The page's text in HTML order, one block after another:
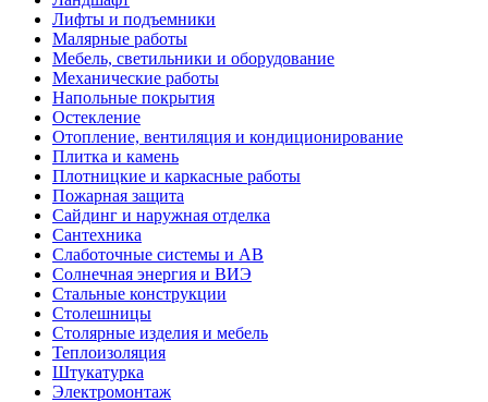
Лифты и подъемники
Малярные работы
Мебель, светильники и оборудование
Механические работы
Напольные покрытия
Остекление
Отопление, вентиляция и кондиционирование
Плитка и камень
Плотницкие и каркасные работы
Пожарная защита
Сайдинг и наружная отделка
Сантехника
Слаботочные системы и АВ
Солнечная энергия и ВИЭ
Стальные конструкции
Столешницы
Столярные изделия и мебель
Теплоизоляция
Штукатурка
Электромонтаж